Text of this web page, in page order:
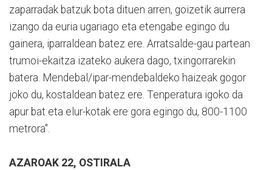
zaparradak batzuk bota dituen arren, goizetik aurrera
izango da euria ugariago eta etengabe egingo du
gainera, iparraldean batez ere. Arratsalde-gau partean
trumoi-ekaitza izateko aukera dago, txingorrarekin
batera. Mendebal/ipar-mendebaldeko haizeak gogor
joko du, kostaldean batez ere. Tenperatura igoko da
apur bat eta elur-kotak ere gora egingo du, 800-1100
metrora".
AZAROAK 22, OSTIRALA